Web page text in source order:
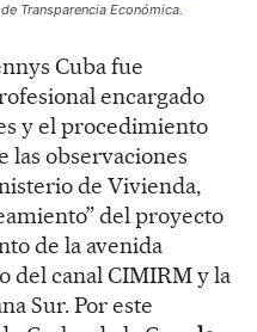
Transparencia Económica.
Cuba fue
encargado
y el procedimiento
las observaciones
de Vivienda,
del proyecto
de la avenida
del canal CIMIRM y la
Sur. Por este